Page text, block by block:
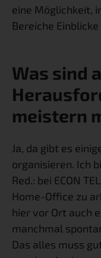
eine Möglichkeit,
Bereiche
Was sind
meistern
Ja, da gibt es
organisieren. Ich
Red.: bei ECON
Home-Office zu
hier vor Ort auch
manchmal
Das alles muss